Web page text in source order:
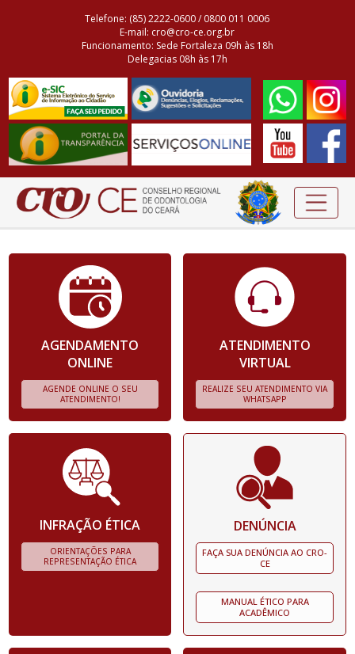
Telefone: (85) 2222-0600 / 0800 011 0006
E-mail: cro@cro-ce.org.br
Funcionamento: Sede Fortaleza 09h às 18h
Delegacias 08h às 17h
AGENDAMENTO
ONLINE
AGENDE ONLINE O SEU
ATENDIMENTO!
ATENDIMENTO
VIRTUAL
REALIZE SEU ATENDIMENTO VIA
WHATSAPP
INFRAÇÃO ÉTICA
ORIENTAÇÕES PARA
REPRESENTAÇÃO ÉTICA
DENÚNCIA
FAÇA SUA DENÚNCIA AO CRO-
CE
MANUAL ÉTICO PARA
ACADÊMICO